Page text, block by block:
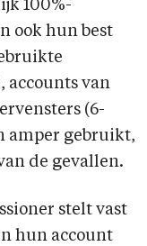
100%-
ook hun best
accounts van
(6-
amper gebruikt,
de gevallen.
stelt vast
hun account